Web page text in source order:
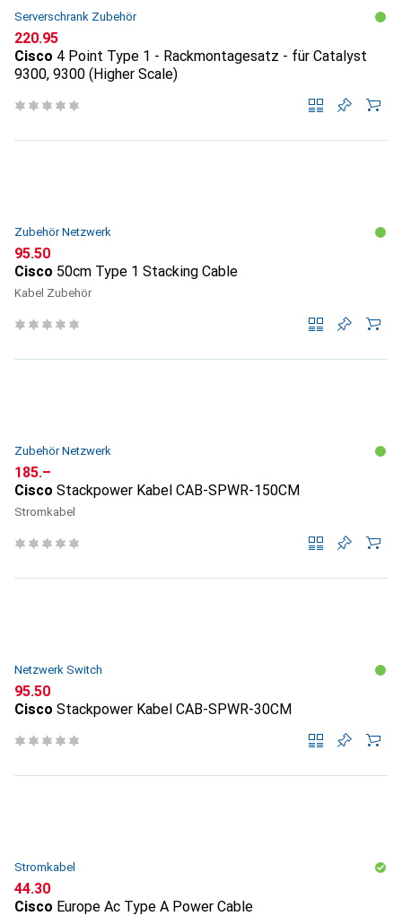
Serverschrank Zubehör
CHF
220.95
Cisco 4 Point Type 1 - Rackmontagesatz - für Catalyst
9300, 9300 (Higher Scale)
Zubehör Netzwerk
CHF
95.50
Cisco 50cm Type 1 Stacking Cable
Kabel Zubehör
Zubehör Netzwerk
CHF
185.–
Cisco Stackpower Kabel CAB-SPWR-150CM
Stromkabel
Netzwerk Switch
CHF
95.50
Cisco Stackpower Kabel CAB-SPWR-30CM
Stromkabel
CHF
44.30
Cisco Europe Ac Type A Power Cable